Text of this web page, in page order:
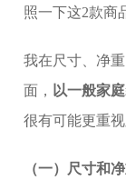
照一下这2款商
我在尺寸、净
面， 以一般家
很有可能更重
（一）尺寸和